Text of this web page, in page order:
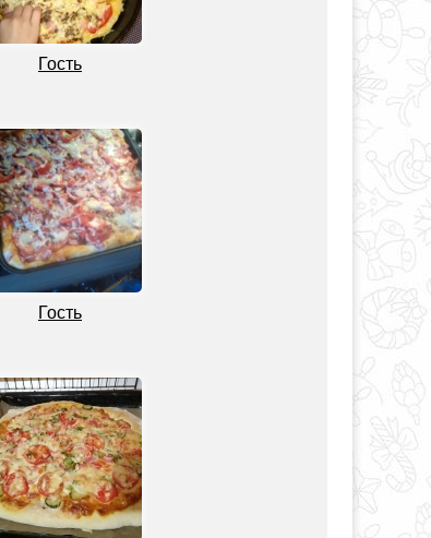
Гость
Гость